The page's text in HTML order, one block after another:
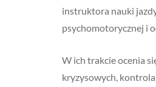
instruktora nauki
psychomotorycznej i
W ich trakcie ocenia
kryzysowych,